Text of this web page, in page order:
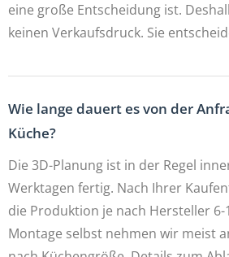
eine große Entscheidung ist.
keinen Verkaufsdruck. Sie
Wie lange dauert es von der
Küche?
Die 3D-Planung ist in der Regel
Werktagen fertig. Nach Ihrer
die Produktion je nach Hersteller 6-
Montage selbst nehmen wir meist